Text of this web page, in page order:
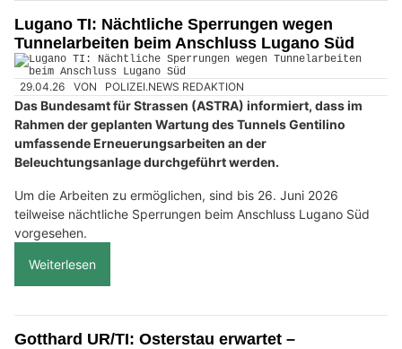
Lugano TI: Nächtliche Sperrungen wegen
Tunnelarbeiten beim Anschluss Lugano Süd
29.04.26 VON POLIZEI.NEWS REDAKTION
Das Bundesamt für Strassen (ASTRA) informiert, dass im
Rahmen der geplanten Wartung des Tunnels Gentilino
umfassende Erneuerungsarbeiten an der
Beleuchtungsanlage durchgeführt werden.
Um die Arbeiten zu ermöglichen, sind bis 26. Juni 2026
teilweise nächtliche Sperrungen beim Anschluss Lugano Süd
vorgesehen.
Weiterlesen
Gotthard UR/TI: Osterstau erwartet –